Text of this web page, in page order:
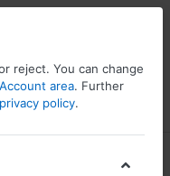
Wishlist
reject. You can change
area. Further
privacy policy.